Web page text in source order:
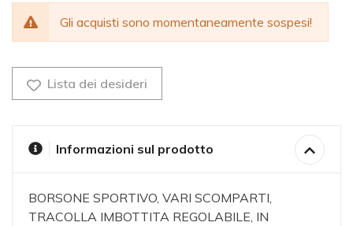
Gli acquisti sono momentaneamente sospesi!
Lista dei desideri
Informazioni sul prodotto
BORSONE SPORTIVO, VARI SCOMPARTI,
TRACOLLA IMBOTTITA REGOLABILE, IN